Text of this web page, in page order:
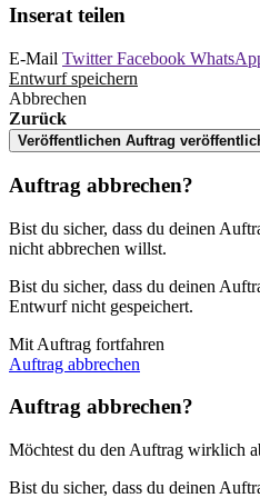
Inserat teilen
E-Mail TwitterFacebook
Entwurf speichern
Abbrechen
Zurück
Veröffentlichen Auftrag
Auftrag abbrechen?
Bist du sicher, dass du deinen
nicht abbrechen willst.
Bist du sicher, dass du deinen
Entwurf nicht gespeichert.
Mit Auftrag fortfahren
Auftrag abbrechen
Auftrag abbrechen?
Möchtest du den Auftrag wirklich
Bist du sicher, dass du deinen